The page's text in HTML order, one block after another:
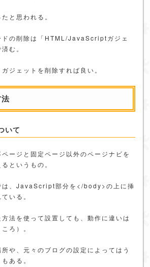
と思われる。
ドの削除は「HTML/JavaScriptガジェ
む。
ジェットを削除すれば良い。
いて
ージと固定ページ以外のページナビを
というもの。
は、JavaScript部分を</body>の上に挿
いる。
法を使って設置しても、動作に違いは
ろ）。
や、元々のブログの設定によってはう
ある。